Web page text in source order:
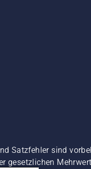
Satzfehler sind
gesetzlichen